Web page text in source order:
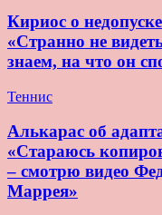
Кириос о
«Странно не
знаем, на что он
Теннис
Алькарас об
«Стараюсь
– смотрю видео
Маррея»